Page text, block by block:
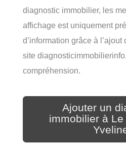
diagnostic immobilier, les
affichage est uniquement
d’information grâce à
site
compréhension.
Ajouter un
immobilier à